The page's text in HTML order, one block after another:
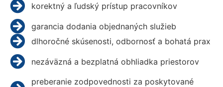
korektný a ľudský prístup pracovníkov
garancia dodania objednaných služieb
dlhoročné skúsenosti, odbornosť a bohatá prax
nezáväzná a bezplatná obhliadka priestorov
preberanie zodpovednosti za poskytované